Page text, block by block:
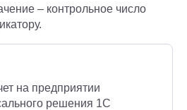
– контрольное число
на предприятии
решения 1С